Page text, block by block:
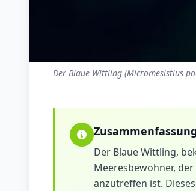
Der Blaue Wittling (Micromesistius
Der Blaue Wittling,
Meeresbewohner,
anzutreffen ist.